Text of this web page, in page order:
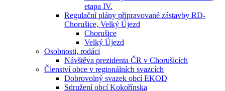
etapa IV.
Regulační plány připravované zástavby RD-
Chorušice, Velký Újezd
Chorušice
Velký Újezd
Osobnosti, rodáci
Návštěva prezidenta ČR v Chorušicích
Členství obce v regionálních svazcích
Dobrovolný svazek obcí EKOD
Sdružení obcí Kokořínska